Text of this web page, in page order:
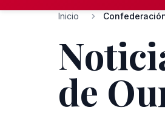
Inicio
de